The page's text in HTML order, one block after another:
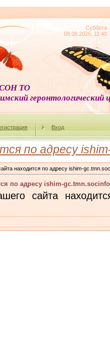
Суббота
08.08.2026, 11:40
ТО
геронтологический
Вход
по адресу
находится по адресу ishim-
по адресу ishim-
сайта